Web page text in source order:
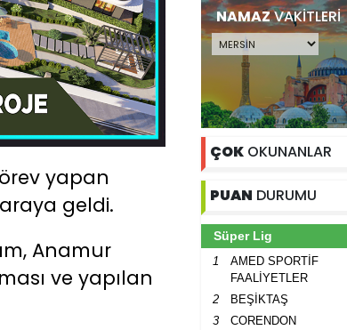
yapan
geldi.
Anamur
ve yapılan
NAMAZVAKİTLERİ
ÇOK OKUNANLAR
PUAN DURUMU
Süper Lig
1
AMED SPORTİF
FAALİYETLER
2 BEŞİKTAŞ
3
CORENDON